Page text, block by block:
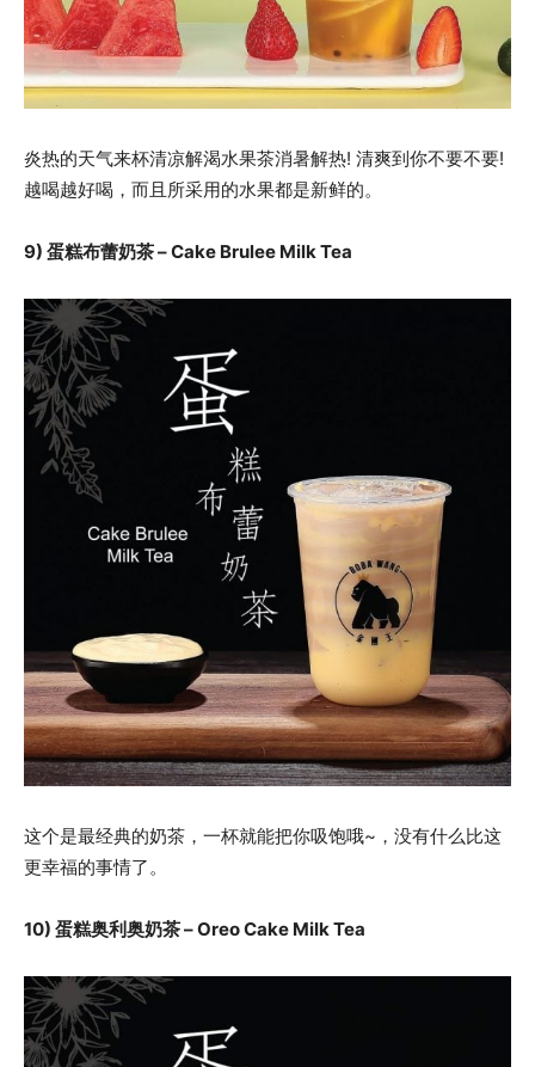
炎热的天气来杯清凉解渴水果茶消暑解热! 清爽到你不要不要!
越喝越好喝，而且所采用的水果都是新鲜的。
9) 蛋糕布蕾奶茶 – Cake Brulee Milk Tea
这个是最经典的奶茶，一杯就能把你吸饱哦~，没有什么比这
更幸福的事情了。
10) 蛋糕奥利奥奶茶 – Oreo Cake Milk Tea